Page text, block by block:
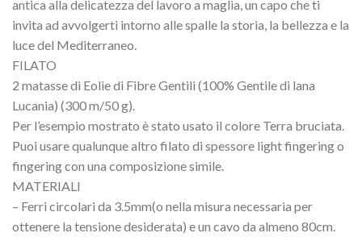
antica alla delicatezza del lavoro a maglia, un capo che ti
invita ad avvolgerti intorno alle spalle la storia, la bellezza e la
luce del Mediterraneo.
FILATO
2 matasse di Eolie di Fibre Gentili (100% Gentile di lana
Lucania) (300 m/50 g).
Per l’esempio mostrato è stato usato il colore Terra bruciata.
Puoi usare qualunque altro filato di spessore light fingering o
fingering con una composizione simile.
MATERIALI
– Ferri circolari da 3.5mm(o nella misura necessaria per
ottenere la tensione desiderata) e un cavo da almeno 80cm.